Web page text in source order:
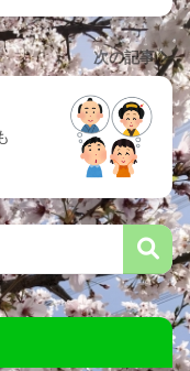
次の記事